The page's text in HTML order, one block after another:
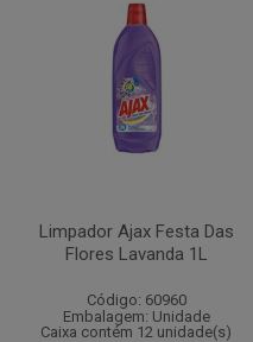
Limpador Ajax Festa Das
Flores Lavanda 1L
Código: 60960
Embalagem: Unidade
Caixa contém 12 unidade(s)